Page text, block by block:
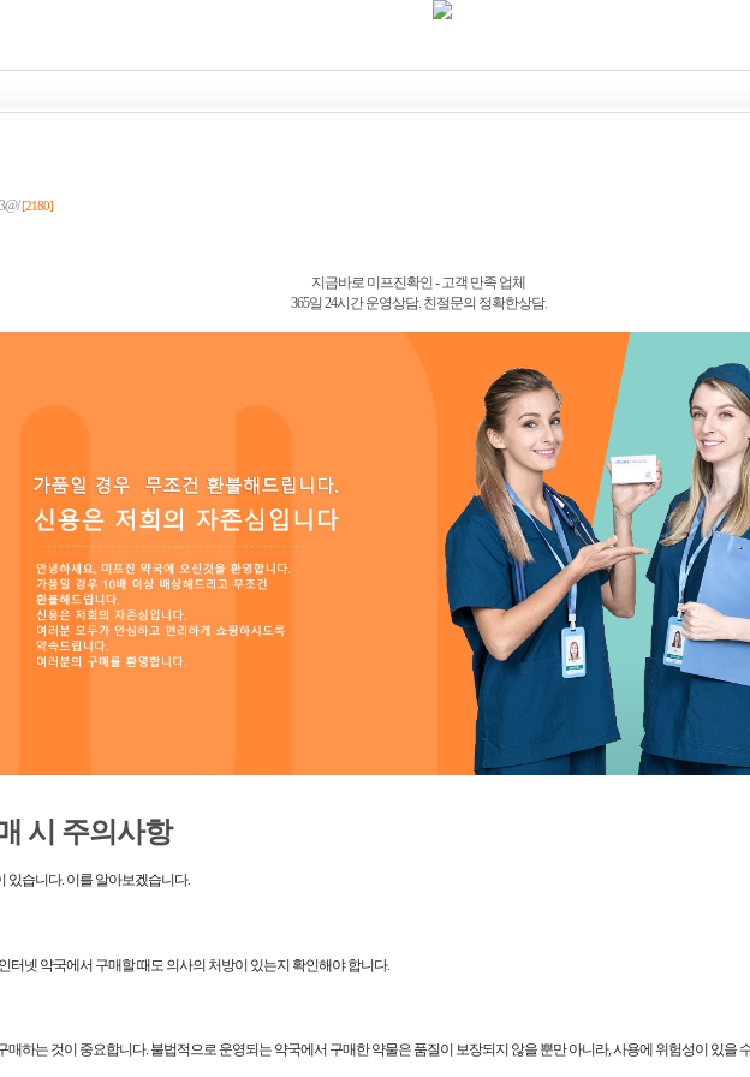
[2180]
지금바로 미프진확인 - 고객 만족 업체
365일 24시간 운영상담. 친절문의 정확한상담.
시 주의사항
있습니다. 이를 알아보겠습니다.
터넷 약국에서 구매할 때도 의사의 처방이 있는지 확인해야 합니다.
하는 것이 중요합니다. 불법적으로 운영되는 약국에서 구매한 약물은 품질이 보장되지 않을 뿐만 아니라, 사용에 위험성이 있을